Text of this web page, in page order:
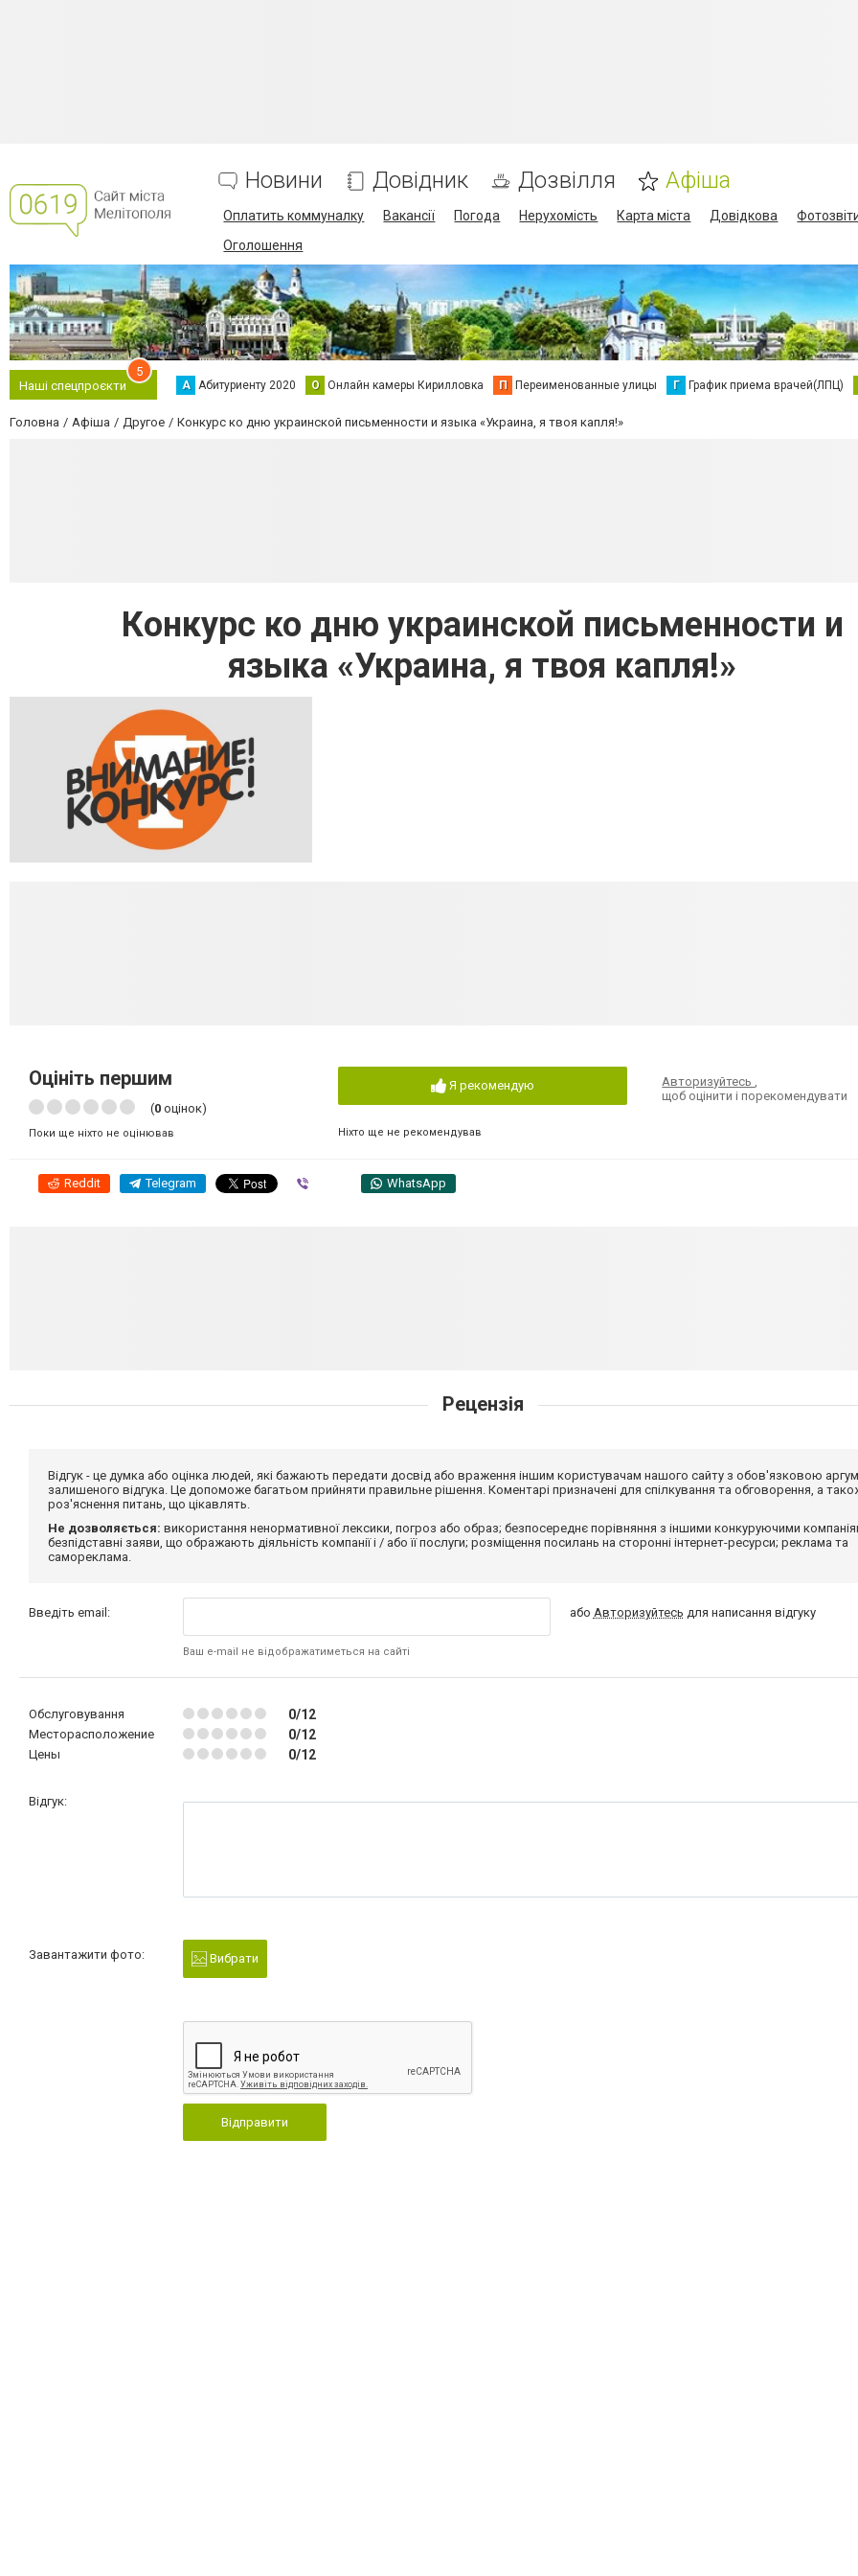
Новини Довідник Дозвілля Афіша
Оплатить коммуналку Вакансії Погода Нерухомість Карта міста Довідкова
Оголошення
Наші спецпроєкти
5
А Абитуриенту 2020 О Онлайн камеры Кирилловка П Переименованные улицы Г График приема врачей(ЛПЦ)
Головна Афіша Другое Конкурс ко дню украинской письменности и языка «Украина, я твоя капля!»
Конкурс ко дню украинской письменности и
языка «Украина, я твоя капля!»
Оцініть першим
(0 оцінок)
Поки ще ніхто не оцінював
Я рекомендую
Ніхто ще не рекомендував
Авторизуйтесь
щоб оцінити і порекомендувати
Reddit Telegram WhatsApp
Рецензія
Відгук - це думка або оцінка людей, які бажають передати досвід або враження іншим користувачам нашого сайту з обов'язковою
залишеного відгука. Це допоможе багатьом прийняти правильне рішення. Коментарі призначені для спілкування та обговорення, а
роз'яснення питань, що цікавлять.
Не дозволяється: використання ненормативної лексики, погроз або образ; безпосереднє порівняння з іншими конкуруючими
безпідставні заяви, що ображають діяльність компанії і / або її послуги; розміщення посилань на сторонні інтернет-ресурси; реклама та
самореклама.
Введіть email:
Ваш e-mail не відображатиметься на сайті
або Авторизуйтесь для написання відгуку
Обслуговування 0/12
Месторасположение 0/12
Цены 0/12
Відгук:
Завантажити фото: Вибрати
Відправити